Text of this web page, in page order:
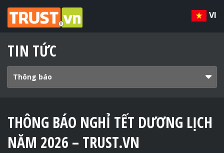
VI
TIN TỨC
Thông báo
THÔNG BÁO NGHỈ TẾT DƯƠNG LỊCH
NĂM 2026 – TRUST.VN